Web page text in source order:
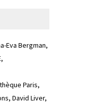
Eva Bergman
Paris
David Liver